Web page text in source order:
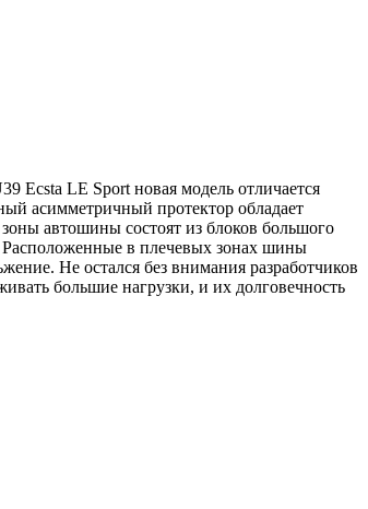
Ecsta LE Sport новая модель отличается
асимметричный протектор обладает
автошины состоят из блоков большого
Расположенные в плечевых зонах шины
Не остался без внимания разработчиков
большие нагрузки, и их долговечность